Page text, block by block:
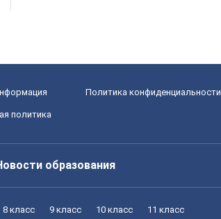
Политика конфиденциальности
политика
образования
8 класс 9 класс 10 класс 11 класс